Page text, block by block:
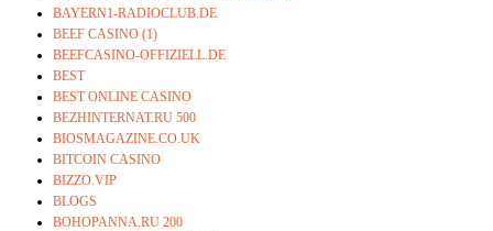
BAYERN1-RADIOCLUB.DE
BEEF CASINO (1)
BEEFCASINO-OFFIZIELL.DE
BEST
BEST ONLINE CASINO
BEZHINTERNAT.RU 500
BIOSMAGAZINE.CO.UK
BITCOIN CASINO
BIZZO.VIP
BLOGS
BOHOPANNA.RU 200